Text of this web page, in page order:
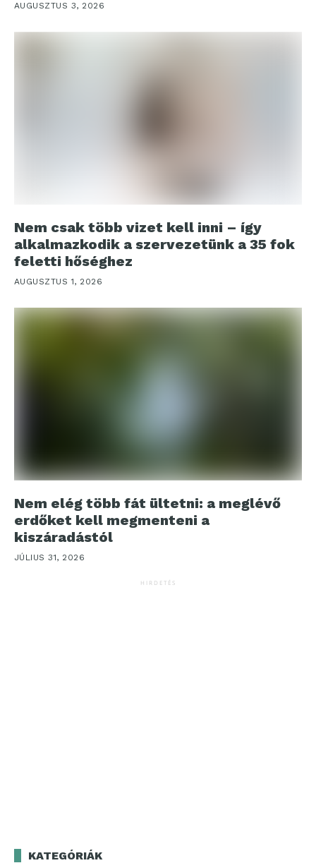
AUGUSZTUS 3, 2026
Nem csak több vizet kell inni – így
alkalmazkodik a szervezetünk a 35 fok
feletti hőséghez
AUGUSZTUS 1, 2026
Nem elég több fát ültetni: a meglévő
erdőket kell megmenteni a
kiszáradástól
JÚLIUS 31, 2026
HIRDETÉS
KATEGÓRIÁK